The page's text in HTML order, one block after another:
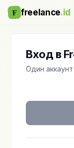
F freelance.id
Вход в
Один